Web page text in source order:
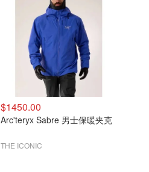
$1450.00
Arc'teryx Sabre 男士保暖夹克
THE ICONIC